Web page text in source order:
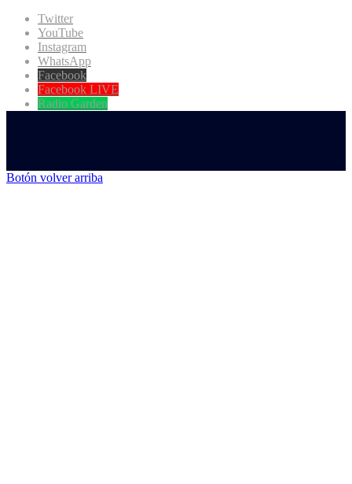
Twitter
YouTube
Instagram
WhatsApp
Facebook
Facebook LIVE
Radio Garden
Botón volver arriba